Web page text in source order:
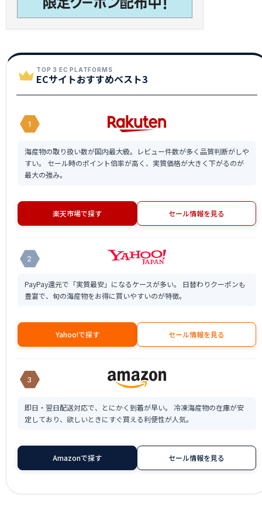
TOP 3 EC PLATFORMS
ECサイトおすすめベスト3
1
海産物の取り扱い数が国内最大級。レビュー件数が多く品質判断がしや
すい。 セール時のポイント倍率が高く、実質価格が大きく下がるのが
最大の強み。
楽天市場で探す セール情報を見る
2
PayPay還元で「実質最安」になるケースが多い。 日替わりクーポンも
豊富で、旬の海産物をお得に買いやすいのが特徴。
Yahoo!で探す セール情報を見る
3
即日・翌日配送対応で、とにかく到着が早い。 冷凍海産物の在庫が安
定しており、欲しいときにすぐ買える利便性が人気。
Amazonで探す セール情報を見る